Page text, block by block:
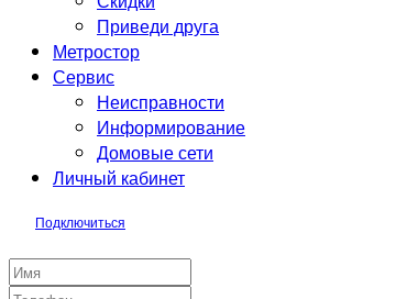
Приведи друга
Метростор
Сервис
Неисправности
Информирование
Домовые сети
Личный кабинет
Подключиться